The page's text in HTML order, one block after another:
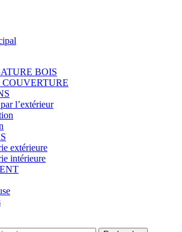
BOIS
l’extérieur
extérieure
intérieure